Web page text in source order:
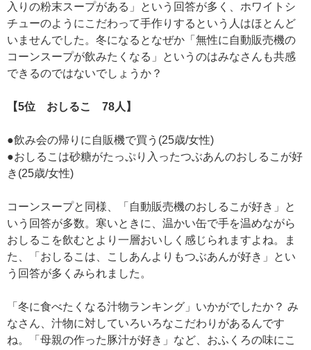
入りの粉末スープがある」という回答が多く、ホワイトシ
チューのようにこだわって手作りするという人はほとんど
いませんでした。冬になるとなぜか「無性に自動販売機の
コーンスープが飲みたくなる」というのはみなさんも共感
できるのではないでしょうか？
【5位 おしるこ 78人】
●飲み会の帰りに自販機で買う(25歳/女性)
●おしるこは砂糖がたっぷり入ったつぶあんのおしるこが好
き(25歳/女性)
コーンスープと同様、「自動販売機のおしるこが好き」と
いう回答が多数。寒いときに、温かい缶で手を温めながら
おしるこを飲むとより一層おいしく感じられますよね。ま
た、「おしるこは、こしあんよりもつぶあんが好き」とい
う回答が多くみられました。
「冬に食べたくなる汁物ランキング」いかがでしたか？ み
なさん、汁物に対していろいろなこだわりがあるんです
ね。「母親の作った豚汁が好き」など、おふくろの味にこ